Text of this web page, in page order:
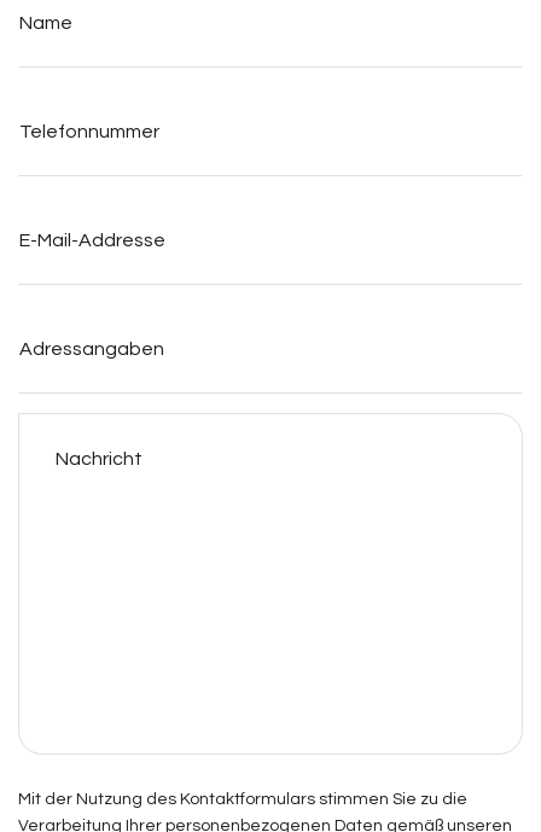
Addresse *
Mit der Nutzung des Kontaktformulars stimmen Sie zu die
Verarbeitung Ihrer personenbezogenen Daten gemäß unseren